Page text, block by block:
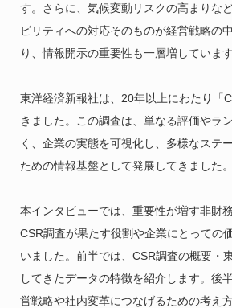
す。さらに、気候変動リスクの高まりな
ビリティへの対応そのものが経営戦略の
り、情報開示の重要性も一層増しています
東洋経済新報社は、20年以上にわたり「
きました。この調査は、単なる評価やラ
く、企業の実態を可視化し、多様なステ
ための情報基盤として発展してきました。
本インタビューでは、重要性が増す非財
CSR調査が果たす役割や企業にとっての
いました。前半では、CSR調査の概要・
してきたデータの特徴を紹介します。後
営戦略や社内変革につなげるための考え